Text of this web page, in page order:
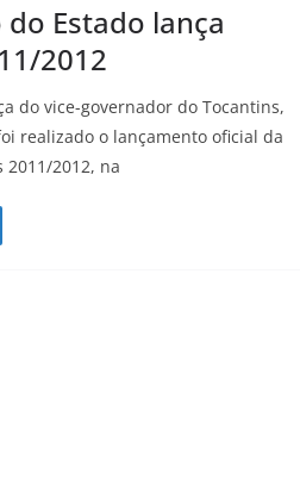
Estado lança
2012
do vice-governador do Tocantins,
realizado o lançamento oficial da
2011/2012, na